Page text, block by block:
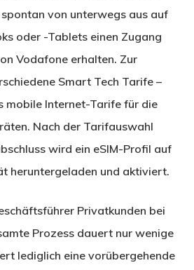
von unterwegs aus auf
oder -Tablets einen Zugang
Vodafone erhalten. Zur
Smart Tech Tarife –
mobile Internet-Tarife für die
Nach der Tarifauswahl
wird ein eSIM-Profil auf
heruntergeladen und aktiviert.
Privatkunden bei
Prozess dauert nur wenige
lediglich eine vorübergehende